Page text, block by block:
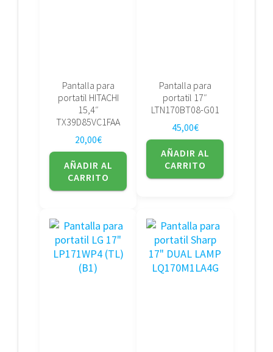
Pantalla para
portatil HITACHI
15,4″
TX39D85VC1FAA
20,00€
AÑADIR AL
CARRITO
Pantalla para
portatil 17″
LTN170BT08-G01
45,00€
AÑADIR AL
CARRITO